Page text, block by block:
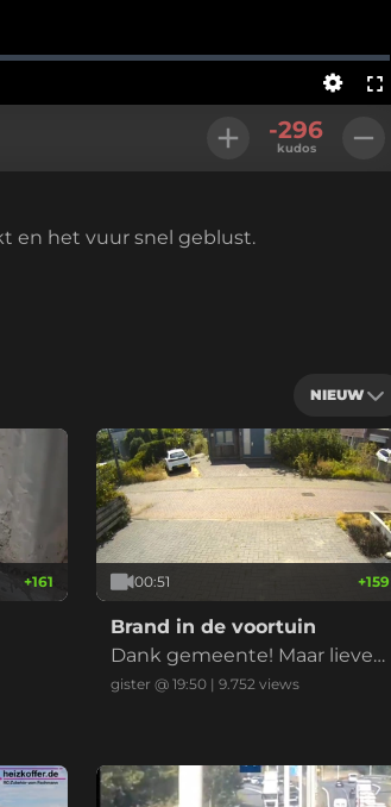
-296
kudos
en het vuur snel geblust.
NIEUW
+161 00:51 +159
Brand in de voortuin
Dank gemeente! Maar liever
niet nu met de droogte
gister @ 19:50 |9.752 views